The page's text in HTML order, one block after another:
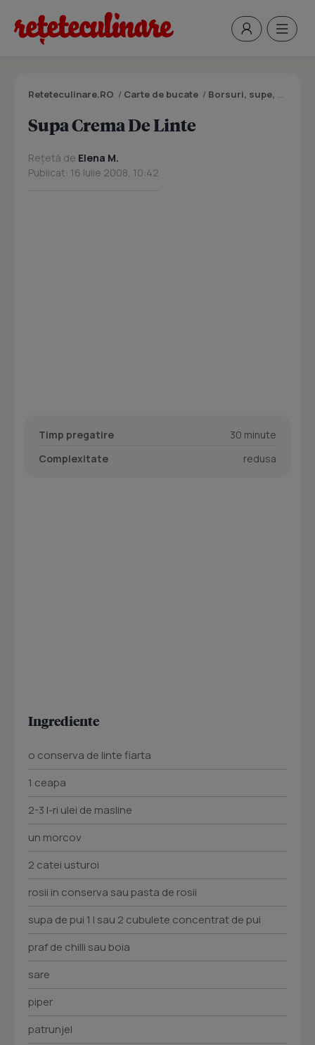
Reteteculinare.RO / Carte de bucate / Borsuri, supe, ciorbe
Supa Crema De Linte
Rețetă de Elena M.
Publicat: 16 Iulie 2008, 10:42
Timp pregatire
30 minute
Complexitate
redusa
Ingrediente
o conserva de linte fiarta
1 ceapa
2-3 l-ri ulei de masline
un morcov
2 catei usturoi
rosii in conserva sau pasta de rosii
supa de pui 1 l sau 2 cubulete concentrat de pui
praf de chilli sau boia
sare
piper
patrunjel